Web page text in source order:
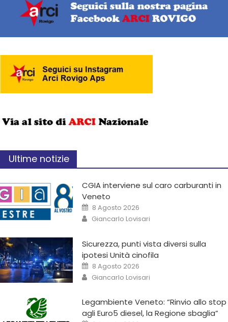
Ultime notizie
CGIA interviene sul caro carburanti in
Veneto
8 Agosto 2026
Giancarlo Lovisari
Sicurezza, punti vista diversi sulla
ipotesi Unità cinofila
8 Agosto 2026
Giancarlo Lovisari
Legambiente Veneto: “Rinvio allo stop
agli Euro5 diesel, la Regione sbaglia”